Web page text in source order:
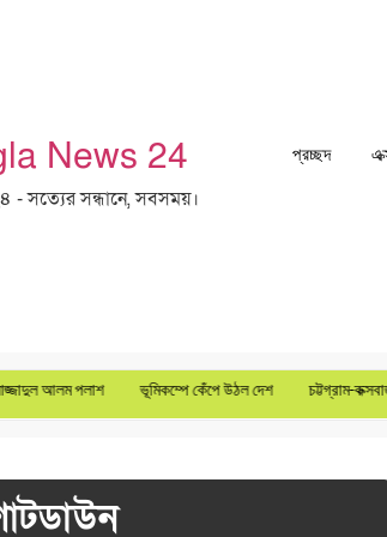
News 24
- সত্যের সন্ধানে, সবসময়।
প্রচ্ছদ
আলম পলাশ ভূমিকম্পে কেঁপে উঠল দেশ চট্টগ্রাম-